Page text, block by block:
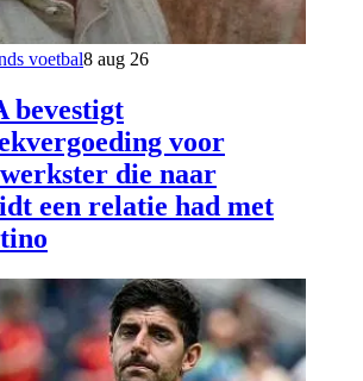
voetbal8 aug 26
bevestigt
voor
die naar
een relatie had met